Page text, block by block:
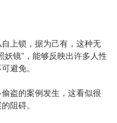
上锁，据为己有，这种无
妖镜”，能够反映出许多人性
避免。
盗的案例发生，这看似很
阻碍。